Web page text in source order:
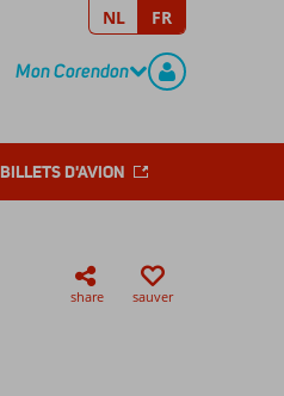
CONTACT
Mon Corendon
REGISTERNL FR
BILLETS D'AVION
share sauver